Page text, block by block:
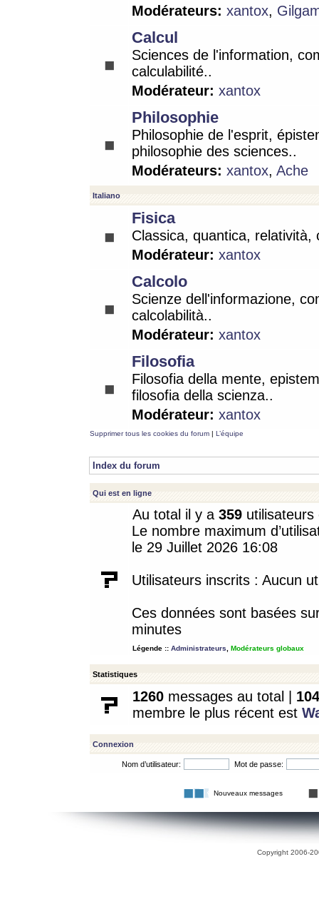
Modérateurs: xantox,
Calcul
Sciences de l'information,
calculabilité..
Modérateur: xantox
Philosophie
Philosophie de l'esprit,
philosophie des sciences..
Modérateurs: xantox, Ache
Italiano
Fisica
Classica, quantica, relatività,
Modérateur: xantox
Calcolo
Scienze dell'informazione,
calcolabilità..
Modérateur: xantox
Filosofia
Filosofia della mente,
filosofia della scienza..
Modérateur: xantox
Supprimer tous les cookies du forum | L’équipe
Index du forum
Qui est en ligne
Au total il y a 359
Le nombre maximum
le 29 Juillet 2026 16:08
Utilisateurs inscrits : Aucun
Ces données sont basées
minutes
Légende :: Administrateurs Modérateurs globaux
Statistiques
1260 messages au total | 104
membre le plus récent est
Connexion
Nom d’utilisateur: Mot de passe:
Nouveaux messages
Copyright 2006-